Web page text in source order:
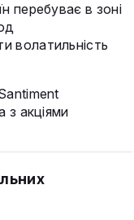
перебуває в зоні
волатильність
з акціями